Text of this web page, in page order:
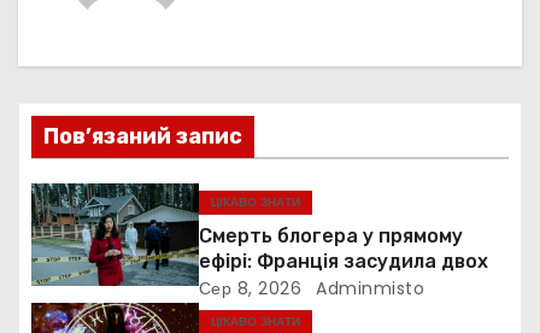
ц
і
я
з
а
Пов’язаний запис
ЦІКАВО ЗНАТИ
Смерть блогера у прямому
ефірі: Франція засудила двох
Сер 8, 2026 Adminmisto
ЦІКАВО ЗНАТИ